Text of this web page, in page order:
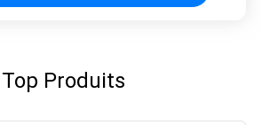
Top Produits